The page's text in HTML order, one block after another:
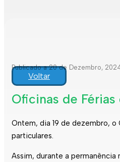
Publicado a 20 de Dezembro,
Voltar
Oficinas de
Ontem, dia 19 de dezembro,
particulares.
Assim, durante a